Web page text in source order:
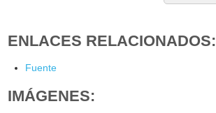
ENLACES RELACIONADOS:
Fuente
IMÁGENES: